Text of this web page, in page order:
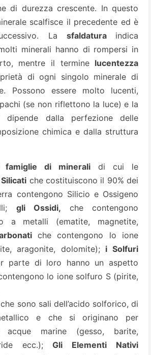
di durezza crescente. In questo
scalfisce il precedente ed è
La sfaldatura indica
minerali hanno di rompersi in
mentre il termine lucentezza
di ogni singolo minerale di
Possono essere molto lucenti,
(se non riflettono la luce) e la
dipende dalla perfezione delle
chimica e dalla struttura
famiglie di minerali di cui le
Silicati che costituiscono il 90% dei
contengono Silicio e Ossigeno
gli Ossidi, che contengono
a metalli (ematite, magnetite,
che contengono lo ione
aragonite, dolomite); i Solfuri
parte di loro hanno un aspetto
lo ione solfuro S (pirite,
che sono sali dell’acido solforico, di
e che si originano per
acque marine (gesso, barite,
ecc.);Gli Elementi Nativi